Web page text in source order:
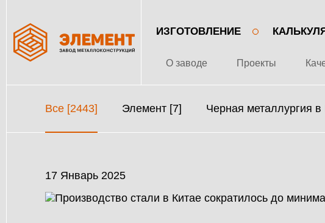
ИЗГОТОВЛЕНИЕ
О заводе Проекты
Все [2443] Элемент [7] Черная металлургия в
17 Январь 2025